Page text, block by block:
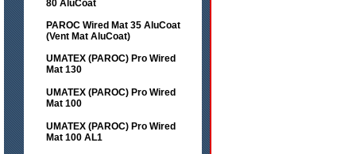
80 AluCoat
PAROC Wired Mat 35 AluCoat
(Vent Mat AluCoat)
UMATEX (PAROC) Pro Wired
Mat 130
UMATEX (PAROC) Pro Wired
Mat 100
UMATEX (PAROC) Pro Wired
Mat 100 AL1